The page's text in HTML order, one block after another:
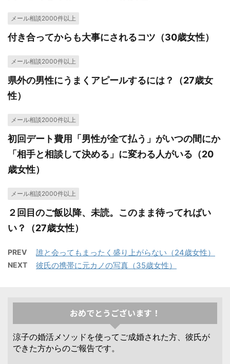
メール相談2000件以上
付き合ってからも大事にされるコツ（30歳女性）
メール相談2000件以上
県外の男性にうまくアピールするには？（27歳女
性）
メール相談2000件以上
初回デート費用「男性が全て払う」がいつの間にか
「相手と相談して決める」に変わる人がいる（20
歳女性）
メール相談2000件以上
２回目のご飯以降、未読。このまま待ってればい
い？（27歳女性）
PREV 誰と会ってもまったく盛り上がらない（24歳女性）
NEXT 彼氏の携帯に元カノの写真（35歳女性）
おめでとうございます！
涼子の婚活メソッドを使ってご成婚された方、彼氏が
できた方からのご報告です。